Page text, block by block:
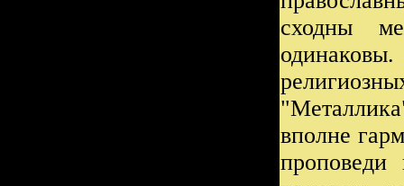
сходны
вполне